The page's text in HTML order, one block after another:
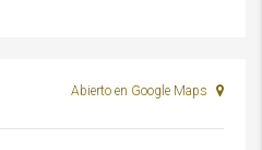
Abierto en Google Maps